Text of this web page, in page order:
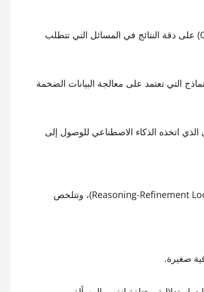
كيف يؤثر فرض “سلسلة التفكير” (Chain-of-Thought) على دقة النتائج في المسائل التي تتطلب
التي تعتمد على معالجة البيانات الضخمة
اتخذه الذكاء الاصطناعي للوصول إلى
اعتمد الباحثون على إطار عمل تقني يسمى “حلقة التفكير والتقييم” (Reasoning-Refinement Loop)، وتتلخص
صغيرة.